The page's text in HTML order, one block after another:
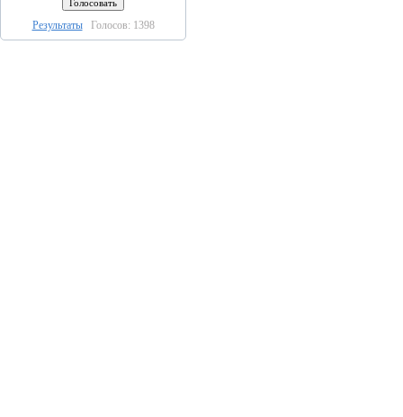
РезультатыГолосов: 1398